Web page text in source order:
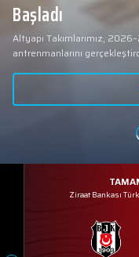
Başladı
Altyapı Takımlarımız,
antrenmanlarını
Ziraat Bankası